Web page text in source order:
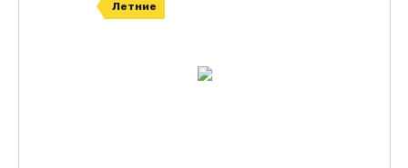
Летние